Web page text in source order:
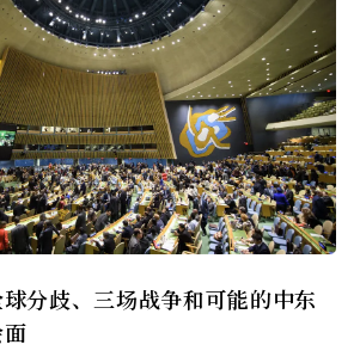
分歧、三场战争和可能的中东